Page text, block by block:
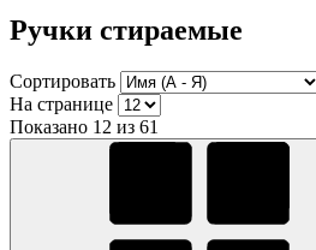
Ручки стираемые
Сортировать
На странице
Показано 12 из 61